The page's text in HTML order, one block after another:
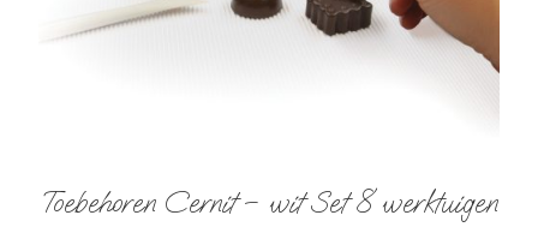
Toebehoren Cernit – wit Set 8 werktuigen